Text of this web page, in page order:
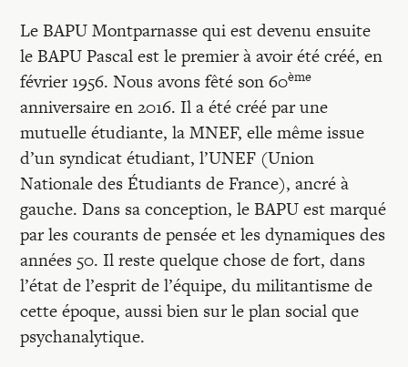
Mon compte
Le BAPU Montparnasse qui est devenu ensuite
le BAPU Pascal est le premier à avoir été créé, en
février 1956. Nous avons fêté son 60ème
anniversaire en 2016. Il a été créé par une
mutuelle étudiante, la MNEF, elle même issue
d’un syndicat étudiant, l’UNEF (Union
Nationale des Étudiants de France), ancré à
gauche. Dans sa conception, le BAPU est marqué
par les courants de pensée et les dynamiques des
années 50. Il reste quelque chose de fort, dans
l’état de l’esprit de l’équipe, du militantisme de
cette époque, aussi bien sur le plan social que
psychanalytique.